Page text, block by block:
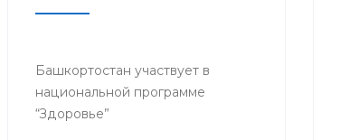
Башкортостан участвует в
национальной программе
“Здоровье”